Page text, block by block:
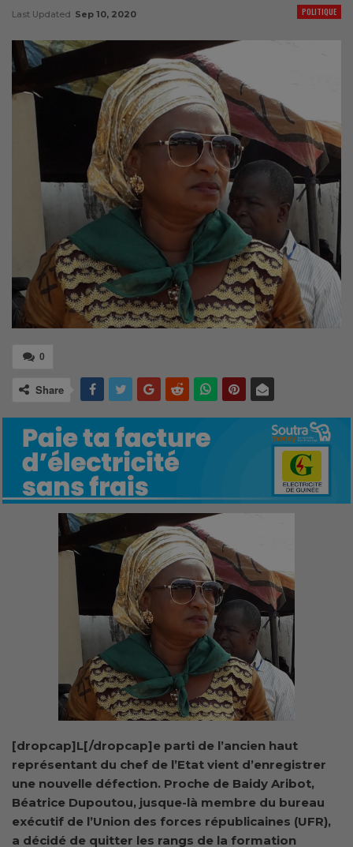
POLITIQUE
Last Updated Sep 10, 2020
0
Share
[dropcap]L[/dropcap]e parti de l’ancien haut
représentant du chef de l’Etat vient d’enregistrer
une nouvelle défection. Proche de Baidy Aribot,
Béatrice Dupoutou, jusque-là membre du bureau
exécutif de l’Union des forces républicaines (UFR),
a décidé de quitter les rangs de la formation